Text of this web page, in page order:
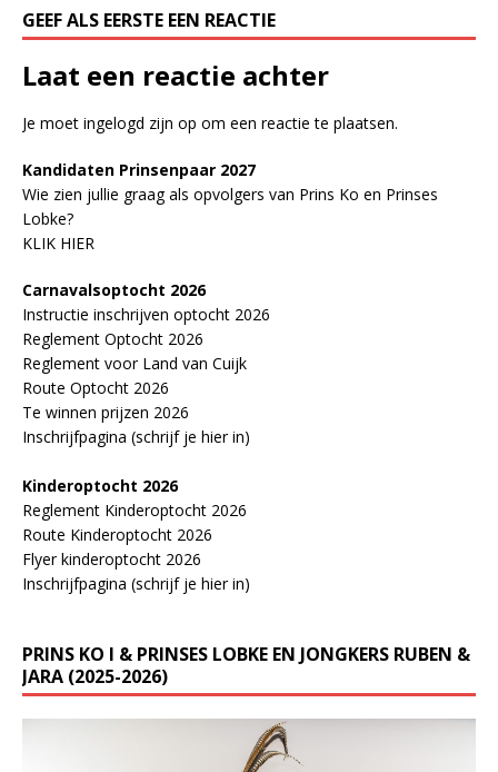
GEEF ALS EERSTE EEN REACTIE
Laat een reactie achter
Je moet ingelogd zijn op om een reactie te plaatsen.
Kandidaten Prinsenpaar 2027
Wie zien jullie graag als opvolgers van Prins Ko en Prinses
Lobke?
KLIK HIER
Carnavalsoptocht 2026
Instructie inschrijven optocht 2026
Reglement Optocht 2026
Reglement voor Land van Cuijk
Route Optocht 2026
Te winnen prijzen 2026
Inschrijfpagina (schrijf je hier in)
Kinderoptocht 2026
Reglement Kinderoptocht 2026
Route Kinderoptocht 2026
Flyer kinderoptocht 2026
Inschrijfpagina (schrijf je hier in)
PRINS KO I & PRINSES LOBKE EN JONGKERS RUBEN &
JARA (2025-2026)